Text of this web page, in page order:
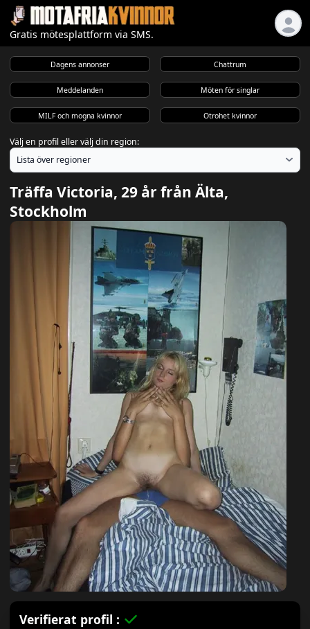
Gratis mötesplattform via SMS.
Dagens annonser Chattrum
Meddelanden Möten för singlar
MILF och mogna kvinnor Otrohet kvinnor
Välj en profil eller välj din region:
Träffa Victoria, 29 år från Älta,
Stockholm
Verifierat profil :